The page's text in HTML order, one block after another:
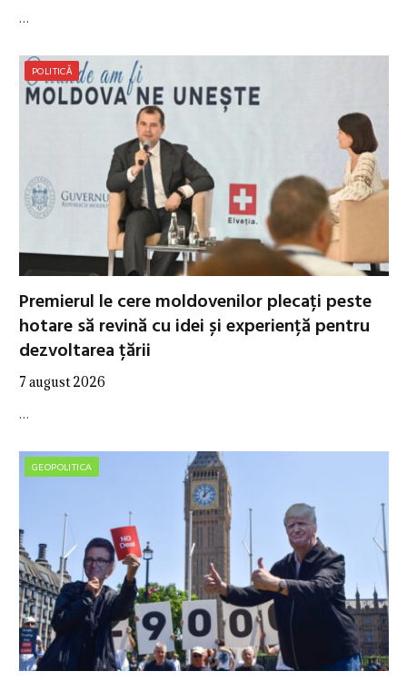
…
POLITICĂ
Premierul le cere moldovenilor plecați peste
hotare să revină cu idei și experiență pentru
dezvoltarea țării
7 august 2026
…
GEOPOLITICA